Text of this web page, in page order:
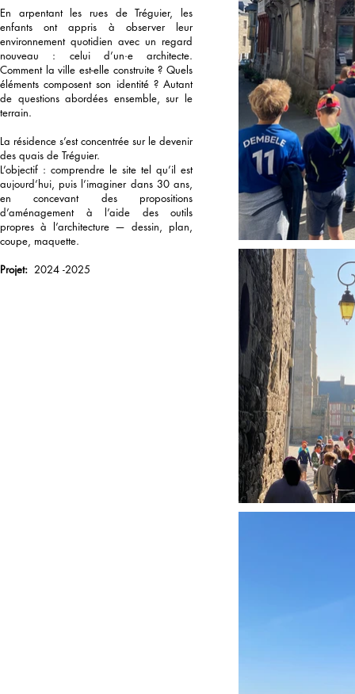
En arpentant les rues de Tréguier, les
enfants ont appris à observer leur
environnement quotidien avec un regard
nouveau : celui d’un·e architecte.
Comment la ville est-elle construite ? Quels
éléments composent son identité ? Autant
de questions abordées ensemble, sur le
terrain.
La résidence s’est concentrée sur le devenir
des quais de Tréguier.
L’objectif : comprendre le site tel qu’il est
aujourd’hui, puis l’imaginer dans 30 ans,
en concevant des propositions
d’aménagement à l’aide des outils
propres à l’architecture — dessin, plan,
coupe, maquette.
Projet: 2024 -2025